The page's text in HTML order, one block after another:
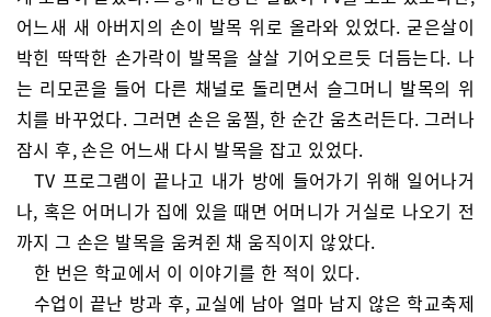
어느새 새 아버지의 손이 발목 위로 올라와 있었다. 굳은살이
박힌 딱딱한 손가락이 발목을 살살 기어오르듯 더듬는다. 나
는 리모콘을 들어 다른 채널로 돌리면서 슬그머니 발목의 위
치를 바꾸었다. 그러면 손은 움찔, 한 순간 움츠러든다. 그러나
잠시 후, 손은 어느새 다시 발목을 잡고 있었다.
TV 프로그램이 끝나고 내가 방에 들어가기 위해 일어나거
나, 혹은 어머니가 집에 있을 때면 어머니가 거실로 나오기 전
까지 그 손은 발목을 움켜쥔 채 움직이지 않았다.
한 번은 학교에서 이 이야기를 한 적이 있다.
수업이 끝난 방과 후, 교실에 남아 얼마 남지 않은 학교축제